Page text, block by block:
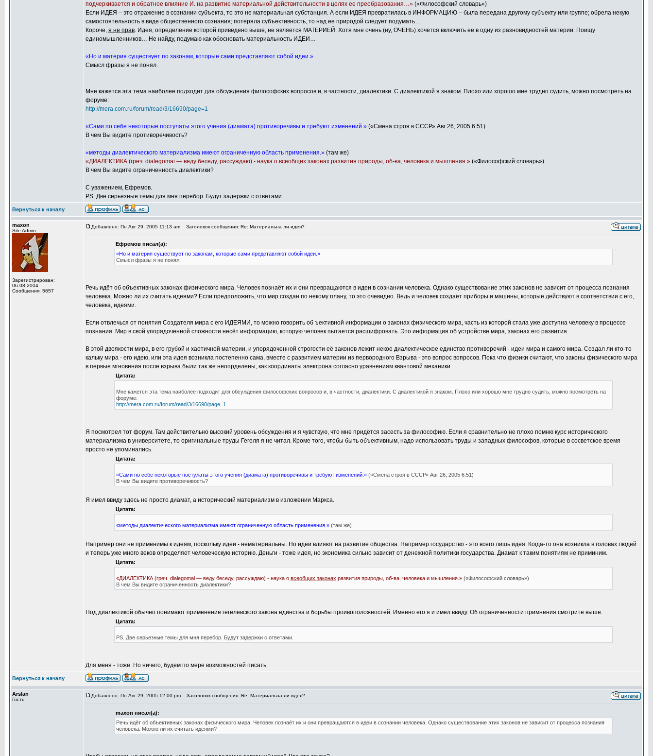
подчеркивается и обратное влияние И. на развитие материальной действительности в целях ее преобразования…» («Философский словарь»)
Если ИДЕЯ – это отражение в сознании субъекта, то это не материальная субстанция. А если ИДЕЯ превратилась в ИНФОРМАЦИЮ – была передана другому субъекту или группе; обрела некую
самостоятельность в виде общественного сознания; потеряла субъективность, то над ее природой следует подумать…
Короче, я не прав. Идея, определение которой приведено выше, не является МАТЕРИЕЙ. Хотя мне очень (ну, ОЧЕНЬ) хочется включить ее в одну из разновидностей материи. Поищу
единомышленников… Не найду, подумаю как обосновать материальность ИДЕИ…
«Но и материя существует по законам, которые сами представляют собой идеи.»
Смысл фразы я не понял.
Мне кажется эта тема наиболее подходит для обсуждения философских вопросов и, в частности, диалектики. С диалектикой я знаком. Плохо или хорошо мне трудно судить, можно посмотреть на
форуме:
http://mera.com.ru/forum/read/3/16690/page=1
«Сами по себе некоторые постулаты этого учения (диамата) противоречивы и требуют изменений.» («Смена строя в СССР» Авг 26, 2005 6:51)
В чем Вы видите противоречивость?
«методы диалектического материализма имеют ограниченную область применения.» (там же)
«ДИАЛЕКТИКА (греч. dialegomai — веду беседу, рассуждаю) - наука о всеобщих законах развития природы, об-ва, человека и мышления.» («Философский словарь»)
В чем Вы видите ограниченность диалектики?
С уважением, Ефремов.
PS. Две серьезные темы для мня перебор. Будут задержки с ответами.
Вернуться к началу
maxon
Site Admin
Зарегистрирован:
06.08.2004
Сообщения: 5657
Добавлено: Пн Авг 29, 2005 11:13 am Заголовок сообщения: Re: Материальна ли идея?
Ефремов писал(а):
«Но и материя существует по законам, которые сами представляют собой идеи.»
Смысл фразы я не понял.
Речь идёт об объективных законах физического мира. Человек познаёт их и они превращаются в идеи в сознании человека. Однако существование этих законов не зависит от процесса познания
человека. Можно ли их считать идеями? Если предположить, что мир создан по некому плану, то это очевидно. Ведь и человек создаёт приборы и машины, которые действуют в соответствии с его,
человека, идеями.
Если отвлечься от понятия Создателя мира с его ИДЕЯМИ, то можно говорить об ъективной информации о законах физического мира, часть из которой стала уже доступна человеку в процессе
познания. Мир в свой упорядоченной сложности несёт информацию, которую человек пытается расшифровать. Это информация об устройстве мира, законах его развития.
В этой двоякости мира, в его грубой и хаотичной материи, и упорядоченной строгости её законов лежит некое диалектическое единство противоречий - идеи мира и самого мира. Создал ли кто-то
кальку мира - его идею, или эта идея возникла постепенно сама, вместе с развитием материи из первородного Взрыва - это вопрос вопросов. Пока что физики считают, что законы физического мира
в первые мгновения после взрыва были так же неопрделены, как координаты электрона согласно уравнениям квантовой механики.
Цитата:
Мне кажется эта тема наиболее подходит для обсуждения философских вопросов и, в частности, диалектики. С диалектикой я знаком. Плохо или хорошо мне трудно судить, можно посмотреть на
форуме:
http://mera.com.ru/forum/read/3/16690/page=1
Я посмотрел тот форум. Там действительно высокий уровень обсуждения и я чувствую, что мне придётся засесть за философию. Если я сравнительно не плохо помню курс исторического
материализма в университете, то оригинальные труды Гегеля я не читал. Кроме того, чтобы быть объективным, надо использовать труды и западных философов, которые в сосветское время
просто не упоминались.
Цитата:
«Сами по себе некоторые постулаты этого учения (диамата) противоречивы и требуют изменений.»(«Смена строя в СССР» Авг 26, 2005 6:51)
В чем Вы видите противоречивость?
Я имел ввиду здесь не просто диамат, а исторический материализм в изложении Маркса.
Цитата:
«методы диалектического материализма имеют ограниченную область применения.»(там же)
Например они не применимы к идеям, поскольку идеи - нематериальны. Но идеи влияют на развитие общества. Например государство - это всего лишь идея. Когда-то она возникла в головах людей
и теперь уже много веков определяет человеческую историю. Деньги - тоже идея, но экономика сильно зависит от денежной политики государства. Диамат к таким понятиям не приминим.
Цитата:
«ДИАЛЕКТИКА (греч. dialegomai — веду беседу, рассуждаю) - наука о всеобщих законах развития природы, об-ва, человека и мышления.»(«Философский словарь»)
В чем Вы видите ограниченность диалектики?
Под диалектикой обычно понимают применение гегелевского закона единства и борьбы проивоположностей. Именно его я и имел ввиду. Об ограниченности примнения смотрите выше.
Цитата:
PS. Две серьезные темы для мня перебор. Будут задержки с ответами.
Для меня - тоже. Но ничего, будем по мере возможностей писать.
Вернуться к началу
Arslan
Гость
Добавлено: Пн Авг 29, 2005 12:00 pm Заголовок сообщения: Re: Материальна ли идея?
maxon писал(а):
Речь идёт об объективных законах физического мира. Человек познаёт их и они превращаются в идеи в сознании человека. Однако существование этих законов не зависит от процесса познания
человека. Можно ли их считать идеями?